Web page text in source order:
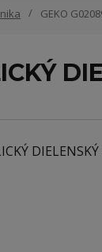
GEKO